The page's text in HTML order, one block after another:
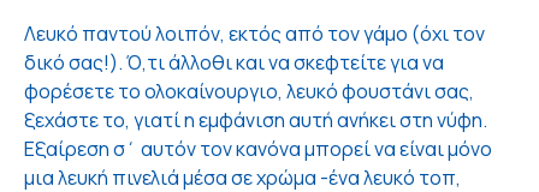
Λευκό παντού λοιπόν, εκτός από τον γάμο (όχι τον
δικό σας!). Ό,τι άλλοθι και να σκεφτείτε για να
φορέσετε το ολοκαίνουργιο, λευκό φουστάνι σας,
ξεχάστε το, γιατί η εμφάνιση αυτή ανήκει στη νύφη.
Εξαίρεση σ΄ αυτόν τον κανόνα μπορεί να είναι μόνο
μια λευκή πινελιά μέσα σε χρώμα -ένα λευκό τοπ,